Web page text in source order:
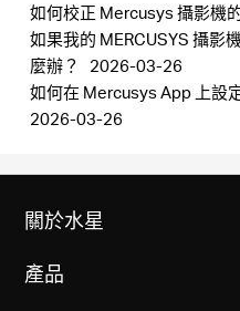
如何校正 Mercusys 攝影機
如果我的 MERCUSYS 攝影
麼辦？
2026-03-26
如何在 Mercusys App 上設
2026-03-26
關於水星
產品